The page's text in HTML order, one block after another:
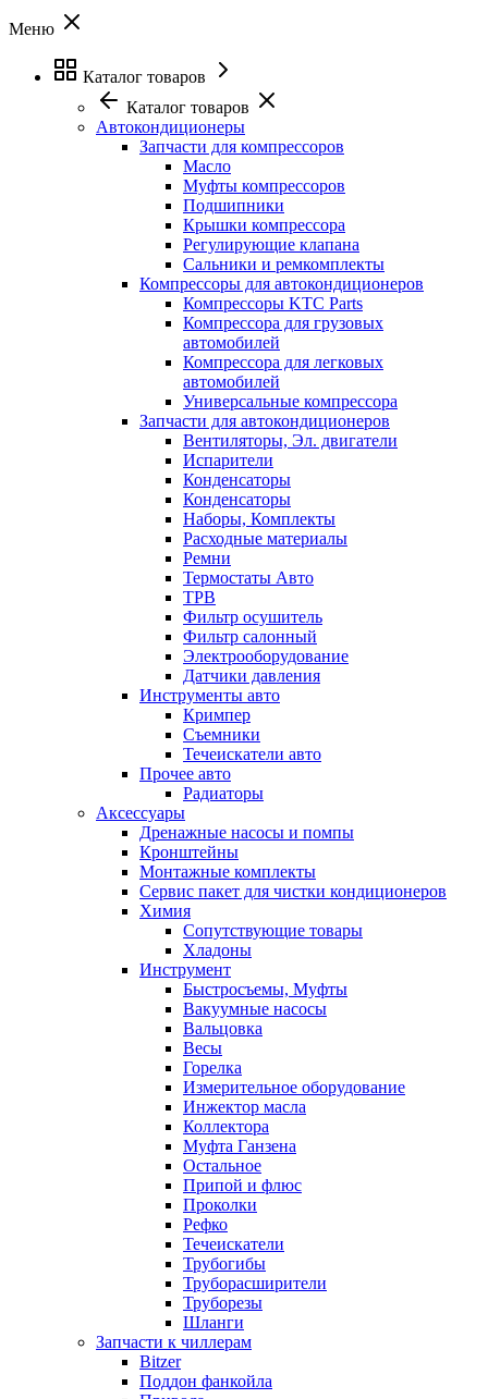
Меню
Каталог товаров
Каталог товаров
Автокондиционеры
Запчасти для компрессоров
Масло
Муфты компрессоров
Подшипники
Крышки компрессора
Регулирующие клапана
Сальники и ремкомплекты
Компрессоры для автокондиционеров
Компрессоры KTC Parts
Компрессора для грузовых
автомобилей
Компрессора для легковых
автомобилей
Универсальные компрессора
Запчасти для автокондиционеров
Вентиляторы, Эл. двигатели
Испарители
Конденсаторы
Конденсаторы
Наборы, Комплекты
Расходные материалы
Ремни
Термостаты Авто
ТРВ
Фильтр осушитель
Фильтр салонный
Электрооборудование
Датчики давления
Инструменты авто
Кримпер
Съемники
Течеискатели авто
Прочее авто
Радиаторы
Аксессуары
Дренажные насосы и помпы
Кронштейны
Монтажные комплекты
Сервис пакет для чистки кондиционеров
Химия
Сопутствующие товары
Хладоны
Инструмент
Быстросъемы, Муфты
Вакуумные насосы
Вальцовка
Весы
Горелка
Измерительное оборудование
Инжектор масла
Коллектора
Муфта Ганзена
Остальное
Припой и флюс
Проколки
Рефко
Течеискатели
Трубогибы
Труборасширители
Труборезы
Шланги
Запчасти к чиллерам
Bitzer
Поддон фанкойла